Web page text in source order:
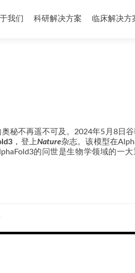
我们 科研解决方案 临床解决方
秘不再遥不可及。2024年5月8日
，登上Nature杂志。该模型在
的问世是生物学领域的一